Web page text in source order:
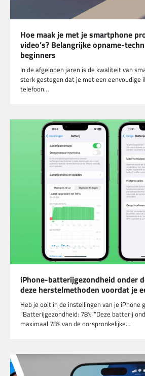
Hoe maak je met je smartphone
video’s? Belangrijke opname-
beginners
In de afgelopen jaren is de kwaliteit van
sterk gestegen dat je met een eenvoudige
telefoon…
iPhone-batterijgezondheid onder
deze herstelmethoden voordat je
Heb je ooit in de instellingen van je iPhone
“Batterijgezondheid: 78%”“Deze batterij
maximaal 78% van de oorspronkelijke…